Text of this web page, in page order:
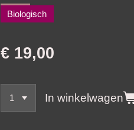
Biologisch
€ 19,00
In winkelwagen